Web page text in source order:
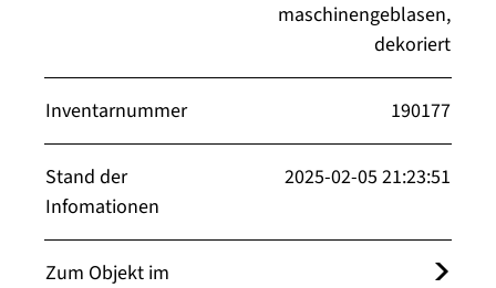
maschinengeblasen,
dekoriert
Inventarnummer 190177
Stand der
Infomationen
2025-02-05 21:23:51
Zum Objekt im